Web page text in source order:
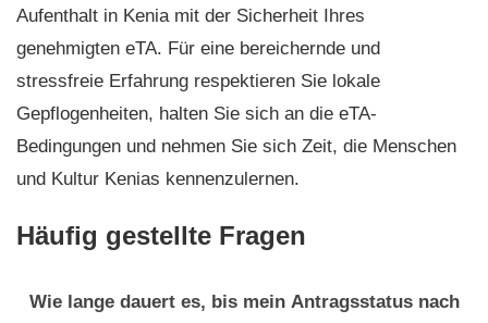
Aufenthalt in Kenia mit der Sicherheit Ihres
genehmigten eTA. Für eine bereichernde und
stressfreie Erfahrung respektieren Sie lokale
Gepflogenheiten, halten Sie sich an die eTA-
Bedingungen und nehmen Sie sich Zeit, die Menschen
und Kultur Kenias kennenzulernen.
Häufig gestellte Fragen
Wie lange dauert es, bis mein Antragsstatus nach